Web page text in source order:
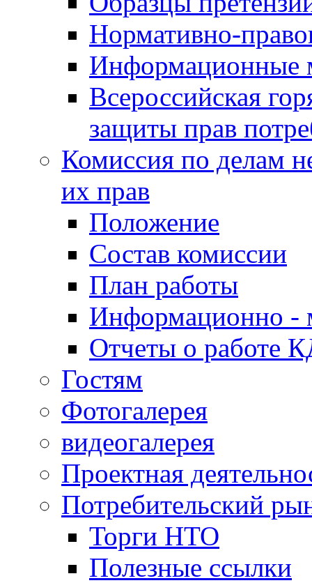
Нормативно-
Информационные
Всероссийская
защиты прав
Комиссия по делам
их прав
Положение
Состав комиссии
План работы
Информационно -
Отчеты о работе
Гостям
Фотогалерея
видеогалерея
Проектная
Потребительский
Торги НТО
Полезные ссылки